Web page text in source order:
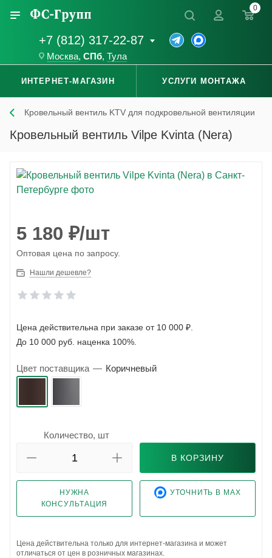
+7 (812) 317-22-87
Москва, СПб, Тула
0
ИНТЕРНЕТ-МАГАЗИН УСЛУГИ МОНТАЖА
Кровельный вентиль KTV для подкровельной вентиляции
Кровельный вентиль Vilpe Kvinta (Nera)
5 180 ₽/шт
Оптовая цена по запросу.
Нашли дешевле?
Цена действительна при заказе от 10 000 ₽.
До 10 000 руб. наценка 100%.
Цвет поставщика — Коричневый
Количество, шт
В КОРЗИНУ
НУЖНА
КОНСУЛЬТАЦИЯ
УТОЧНИТЬ В MAX
Цена действительна только для интернет-магазина и может
отличаться от цен в розничных магазинах.